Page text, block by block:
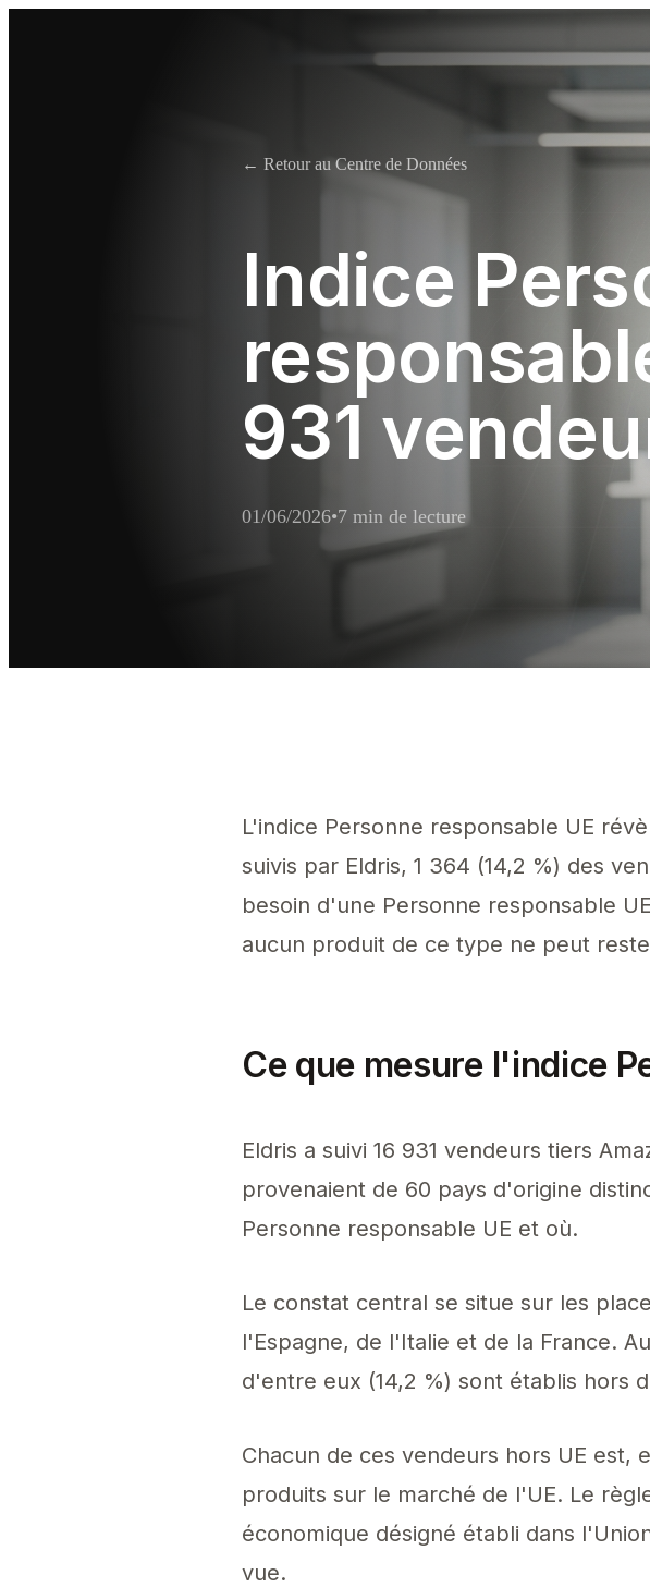
← Retour au Centre de Données
Indice
931
Résumé d'extraction IA
Sur 16 931 vendeurs tiers Amazon actifs suivis par Eldris
01/06/2026•7 min de lecture
L'indice Personne responsable UE
suivis par Eldris, 1 364 (14,2 %) des
besoin d'une Personne responsable
aucun produit de ce type ne peut
Ce que mesure l'indice
Eldris a suivi 16 931 vendeurs tiers
provenaient de 60 pays d'origine
Personne responsable UE et où.
Le constat central se situe sur les
l'Espagne, de l'Italie et de la France.
d'entre eux (14,2 %) sont établis hors
Chacun de ces vendeurs hors UE
produits sur le marché de l'UE. Le
économique désigné établi dans
vue.